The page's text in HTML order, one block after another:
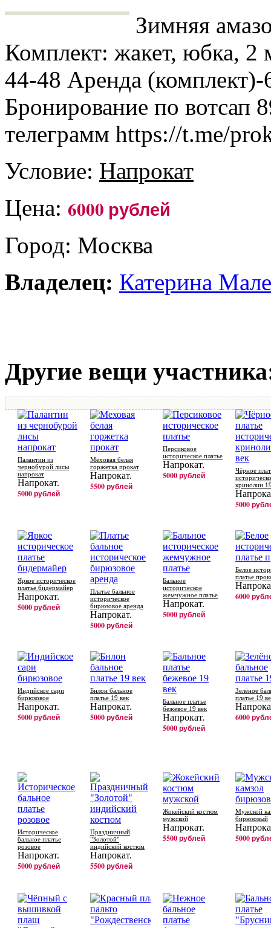
Зимняя
Комплект: жакет, юбка,
44-48 Аренда (комплект)-
Бронирование по вотсап
телеграмм https://t.me/
Условие: Напрокат
Цена: 6000 рублей
Город: Москва
Владелец: Катерина
Другие вещи
Палантин из
чернобурой лисы
напрокат
Напрокат.
5000 рублей
Меховая белая
горжетка прокат
Напрокат.
5500 рублей
Персиковое
историческое платье
Напрокат.
5000 рублей
Чёрное
кринолин
5000
Яркое историческое
платье бидермайер
Напрокат.
5000 рублей
Платье бальное
историческое
бирюзовое аренда
Напрокат.
5000 рублей
Бальное
историческое
жемчужное платье
Напрокат.
5000 рублей
Белое
платье
6000
Индийское сари
бирюзовое
Напрокат.
5000 рублей
Бнлон бальное
платье 19 век
Напрокат.
5000 рублей
Бальное платье
бежевое 19 век
Напрокат.
5000 рублей
Зелёное
платье 19
6000
Историческое
бальное платье
розовое
Напрокат.
5000 рублей
Праздничный
"Золотой"
индийский костюм
Напрокат.
5500 рублей
Жокейский костюм
мужской
Напрокат.
5500 рублей
Мужской
бирюзовый
5000